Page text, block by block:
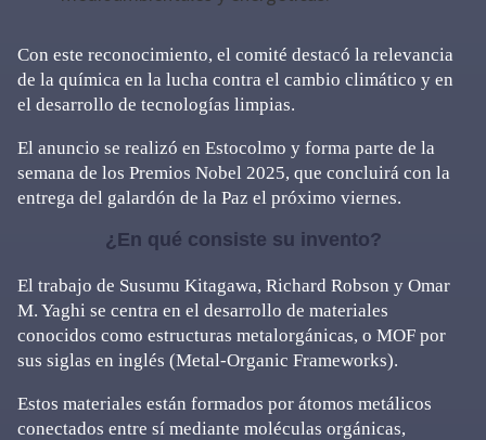
Con este reconocimiento, el comité destacó la relevancia
de la química en la lucha contra el cambio climático y en
el desarrollo de tecnologías limpias.
El anuncio se realizó en Estocolmo y forma parte de la
semana de los Premios Nobel 2025, que concluirá con la
entrega del galardón de la Paz el próximo viernes.
¿En qué consiste su invento?
El trabajo de Susumu Kitagawa, Richard Robson y Omar
M. Yaghi se centra en el desarrollo de materiales
conocidos como estructuras metalorgánicas, o MOF por
sus siglas en inglés (Metal-Organic Frameworks).
Estos materiales están formados por átomos metálicos
conectados entre sí mediante moléculas orgánicas,